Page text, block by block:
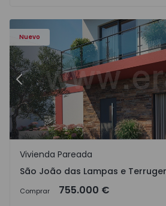
Nuevo
Anterior
São João das Lampas e
Vivienda Pareada
São João das Lampas e
Comprar 755.000 €